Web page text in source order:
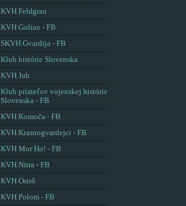
KVH Feldgrau
KVH Golian - FB
SKVH Gvardija - FB
Klub histórie Slovenska
KVH Juh
Klub priateľov vojenskej histórie
Slovenska - FB
KVH Komoča - FB
KVH Krasnogvardejci - FB
KVH Mor Ho! - FB
KVH Nitra - FB
KVH Ostrô
KVH Polom - FB